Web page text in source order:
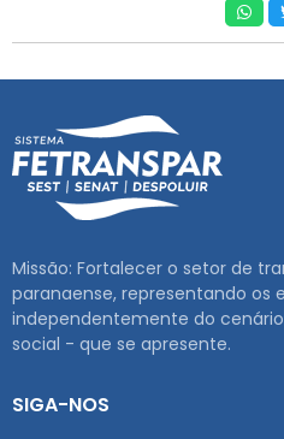
Missão: Fortalecer o setor de
paranaense, representando os
independentemente do
social - que se apresente.
SIGA-NOS